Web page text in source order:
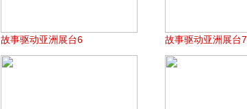
故事驱动亚洲展台6 故事驱动亚洲展台7